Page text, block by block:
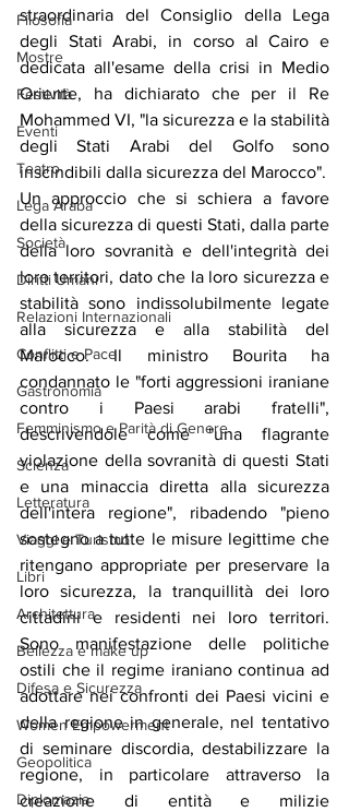
Filosofia
Mostre
Festività
Eventi
Teatro
Lega Araba
Società
Diritti Umani
Relazioni Internazionali
Conflitti e Pace
Gastronomia
Femminismo e Parità di Genere
Scienza
Letteratura
Viaggi e Turismo
Libri
Architettura
Bellezza e make up
Difesa e Sicurezza
Women Empowerment
Geopolitica
Diplomazia
straordinaria del Consiglio della Lega
degli Stati Arabi, in corso al Cairo e
dedicata all'esame della crisi in Medio
Oriente, ha dichiarato che per il Re
Mohammed VI, "la sicurezza e la stabilità
degli Stati Arabi del Golfo sono
inscindibili dalla sicurezza del Marocco".
Un approccio che si schiera a favore
della sicurezza di questi Stati, dalla parte
della loro sovranità e dell'integrità dei
loro territori, dato che la loro sicurezza e
stabilità sono indissolubilmente legate
alla sicurezza e alla stabilità del
Marocco. Il ministro Bourita ha
condannato le "forti aggressioni iraniane
contro i Paesi arabi fratelli",
descrivendole come "una flagrante
violazione della sovranità di questi Stati
e una minaccia diretta alla sicurezza
dell'intera regione", ribadendo "pieno
sostegno a tutte le misure legittime che
ritengano appropriate per preservare la
loro sicurezza, la tranquillità dei loro
cittadini e residenti nei loro territori.
Sono manifestazione delle politiche
ostili che il regime iraniano continua ad
adottare nei confronti dei Paesi vicini e
della regione in generale, nel tentativo
di seminare discordia, destabilizzare la
regione, in particolare attraverso la
creazione di entità e milizie